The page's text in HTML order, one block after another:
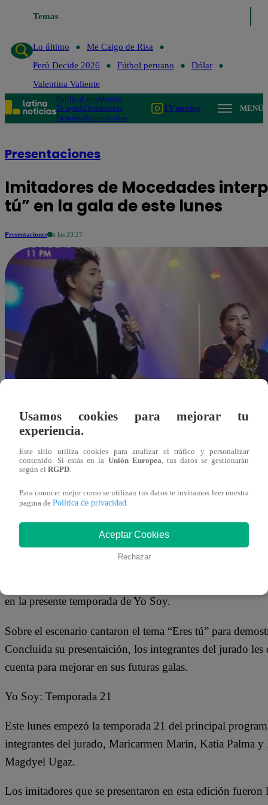
Temas
Me Caigo de Risa
Lo último
Me Caigo de Risa
Perú Decide 2026
Fútbol peruano
Dólar
Valentina Valiente
PolíticaLimaMundo
Te ayudoTendencias
DeportesEspectáculos
TV en vivo MENÚ
Presentaciones
Imitadores de Mocedades
tú” en la gala de este lunes
Presentaciones a las 23:27
03 de septiembre 2018
en la presente temporada de Yo Soy.
Sobre el escenario cantaron el tema “Eres tú” para
Concluida su presentaición, los integrantes del jurado
cuenta para mejorar en sus futuras galas.
Yo Soy: Temporada 21
Este lunes empezó la temporada 21 del principal
integrantes del jurado, Maricarmen Marín, Katia Palma
Magdyel Ugaz.
Los imitadores que se presentaron en esta edición
Usamos cookies para mejorar tu
experiencia.
Este sitio utiliza cookies para analizar el tráfico y personalizar
contenido. Si estás en la Unión Europea , tus datos se gestionarán
según el RGPD
Para conocer mejor como se utilizan tus datos te invitamos leer nuestra
pagina de Política de privacidad
Aceptar Cookies
Rechazar